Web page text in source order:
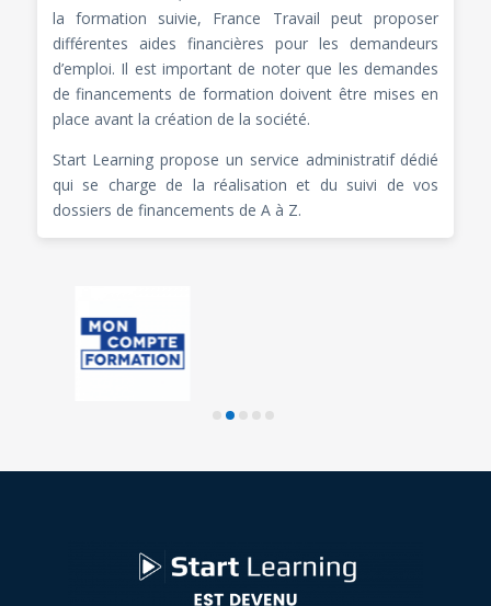
la formation suivie, France Travail peut proposer
différentes aides financières pour les demandeurs
d’emploi. Il est important de noter que les demandes
de financements de formation doivent être mises en
place avant la création de la société.
Start Learning propose un service administratif dédié
qui se charge de la réalisation et du suivi de vos
dossiers de financements de A à Z.